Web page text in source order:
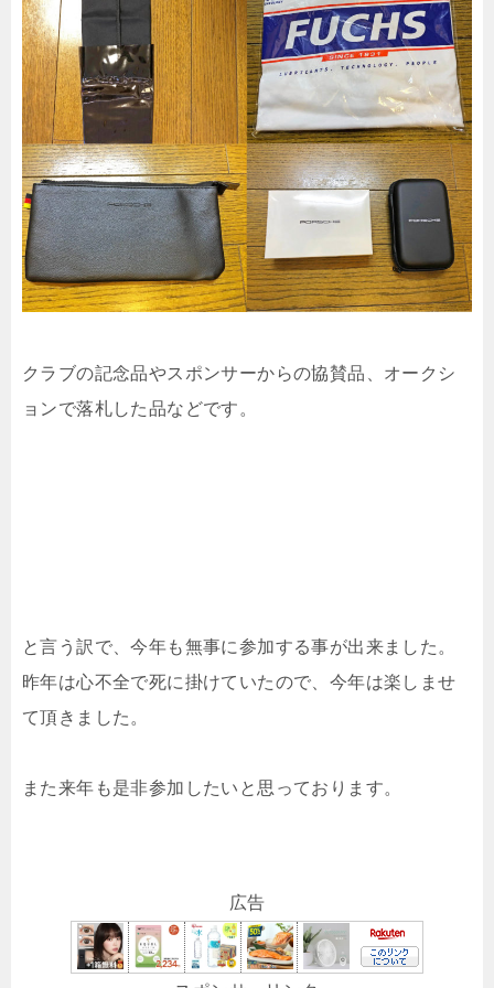
クラブの記念品やスポンサーからの協賛品、オークシ
ョンで落札した品などです。
と言う訳で、今年も無事に参加する事が出来ました。
昨年は心不全で死に掛けていたので、今年は楽しませ
て頂きました。
また来年も是非参加したいと思っております。
広告